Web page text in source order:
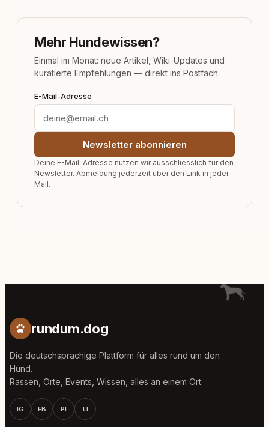
Mehr Hundewissen?
Einmal im Monat: neue Artikel, Wiki-Updates und
kuratierte Empfehlungen — direkt ins Postfach.
E-Mail-Adresse
Newsletter abonnieren
Deine E-Mail-Adresse nutzen wir ausschliesslich für den
Newsletter. Abmeldung jederzeit über den Link in jeder
Mail.
rundum.dog
Die deutschsprachige Plattform für alles rund um den
Hund.
Rassen, Orte, Events, Wissen, alles an einem Ort.
IG FB PI LI